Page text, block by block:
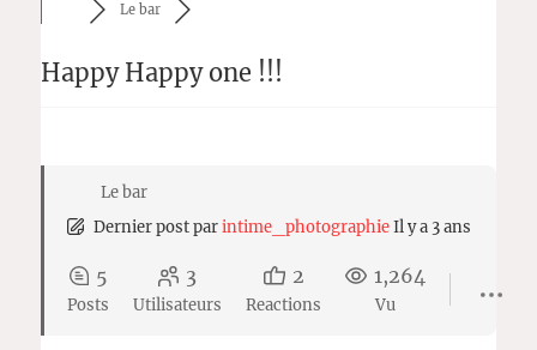
Le bar
Happy Happy one !!!
Le bar
Dernier post par intime_photographie Il y a 3 ans
5
Posts
3
Utilisateurs
2
Reactions
1,264
Vu